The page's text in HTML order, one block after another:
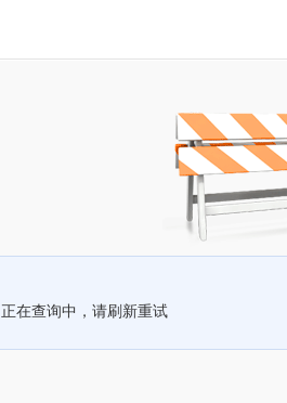
正在查询中，请刷新重试